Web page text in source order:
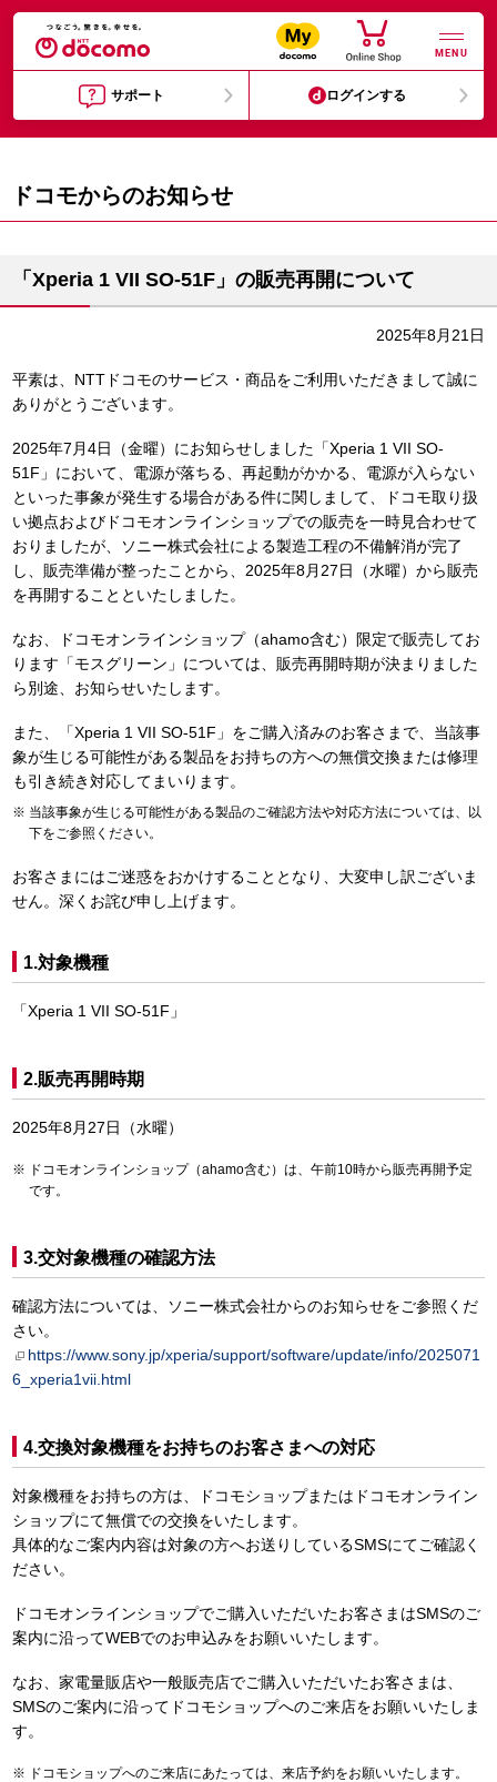
MENU
サポート ログインする
ドコモからのお知らせ
「Xperia 1 VII SO-51F」の販売再開について
2025年8月21日
平素は、NTTドコモのサービス・商品をご利用いただきまして誠に
ありがとうございます。
2025年7月4日（金曜）にお知らせしました「Xperia 1 VII SO-
51F」において、電源が落ちる、再起動がかかる、電源が入らない
といった事象が発生する場合がある件に関しまして、ドコモ取り扱
い拠点およびドコモオンラインショップでの販売を一時見合わせて
おりましたが、ソニー株式会社による製造工程の不備解消が完了
し、販売準備が整ったことから、2025年8月27日（水曜）から販売
を再開することといたしました。
なお、ドコモオンラインショップ（ahamo含む）限定で販売してお
ります「モスグリーン」については、販売再開時期が決まりました
ら別途、お知らせいたします。
また、「Xperia 1 VII SO-51F」をご購入済みのお客さまで、当該事
象が生じる可能性がある製品をお持ちの方への無償交換または修理
も引き続き対応してまいります。
当該事象が生じる可能性がある製品のご確認方法や対応方法については、以
下をご参照ください。
お客さまにはご迷惑をおかけすることとなり、大変申し訳ございま
せん。深くお詫び申し上げます。
1.対象機種
「Xperia 1 VII SO-51F」
2.販売再開時期
2025年8月27日（水曜）
ドコモオンラインショップ（ahamo含む）は、午前10時から販売再開予定
です。
3.交対象機種の確認方法
確認方法については、ソニー株式会社からのお知らせをご参照くだ
さい。
https://www.sony.jp/xperia/support/software/update/info/2025071
6_xperia1vii.html
4.交換対象機種をお持ちのお客さまへの対応
対象機種をお持ちの方は、ドコモショップまたはドコモオンライン
ショップにて無償での交換をいたします。
具体的なご案内内容は対象の方へお送りしているSMSにてご確認く
ださい。
ドコモオンラインショップでご購入いただいたお客さまはSMSのご
案内に沿ってWEBでのお申込みをお願いいたします。
なお、家電量販店や一般販売店でご購入いただいたお客さまは、
SMSのご案内に沿ってドコモショップへのご来店をお願いいたしま
す。
ドコモショップへのご来店にあたっては、来店予約をお願いいたします。